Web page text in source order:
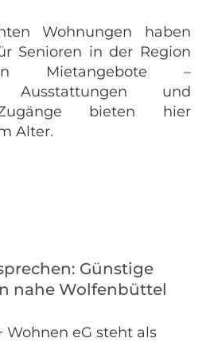
Wohnungen haben
Senioren in der Region
Mietangebote –
Ausstattungen und
bieten hier
Alter.
Günstige
nahe Wolfenbüttel
Wohnen eG steht als